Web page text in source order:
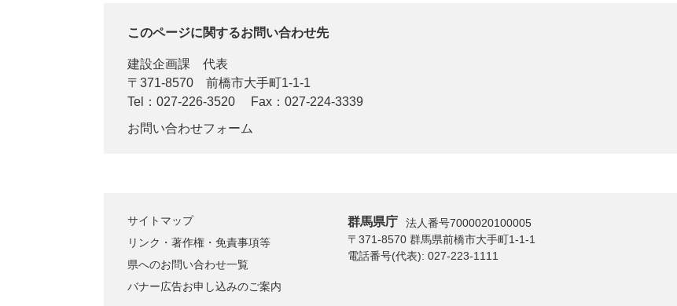
このページに関するお問い合わせ先
建設企画課
代表
〒371-8570
前橋市大手町1-1-1
Tel：027-226-3520
Fax：027-224-3339
お問い合わせフォーム
サイトマップ
リンク・著作権・免責事項等
県へのお問い合わせ一覧
バナー広告お申し込みのご案内
群馬県庁
法人番号7000020100005
〒371-8570 群馬県前橋市大手町1-1-1
電話番号(代表): 027-223-1111